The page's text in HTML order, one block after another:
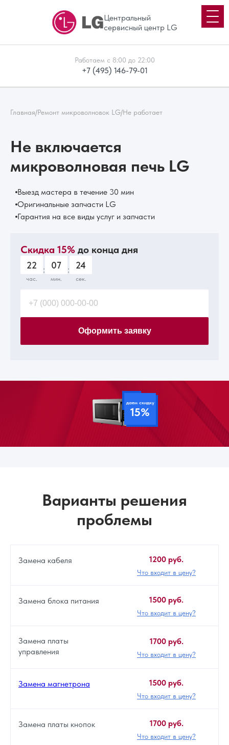
Центральный
сервисный центр LG
Работаем с 8:00 до 22:00
+7 (495) 146-79-01
Главная/Ремонт микроволновок LG/Не работает
Не включается
микроволновая печь LG
Выезд мастера в течение 30 мин
Оригинальные запчасти LG
Гарантия на все виды услуг и запчасти
Скидка 15% до конца дня
22
час.
: 07
мин.
: 23
сек.
Оформить заявку
даем скидку
15%
Варианты решения
проблемы
Замена кабеля 1200 руб.
Что входит в цену?
Замена блока питания 1500 руб.
Что входит в цену?
Замена платы
управления
1700 руб.
Что входит в цену?
Замена магнетрона 1500 руб.
Что входит в цену?
Замена платы кнопок 1700 руб.
Что входит в цену?